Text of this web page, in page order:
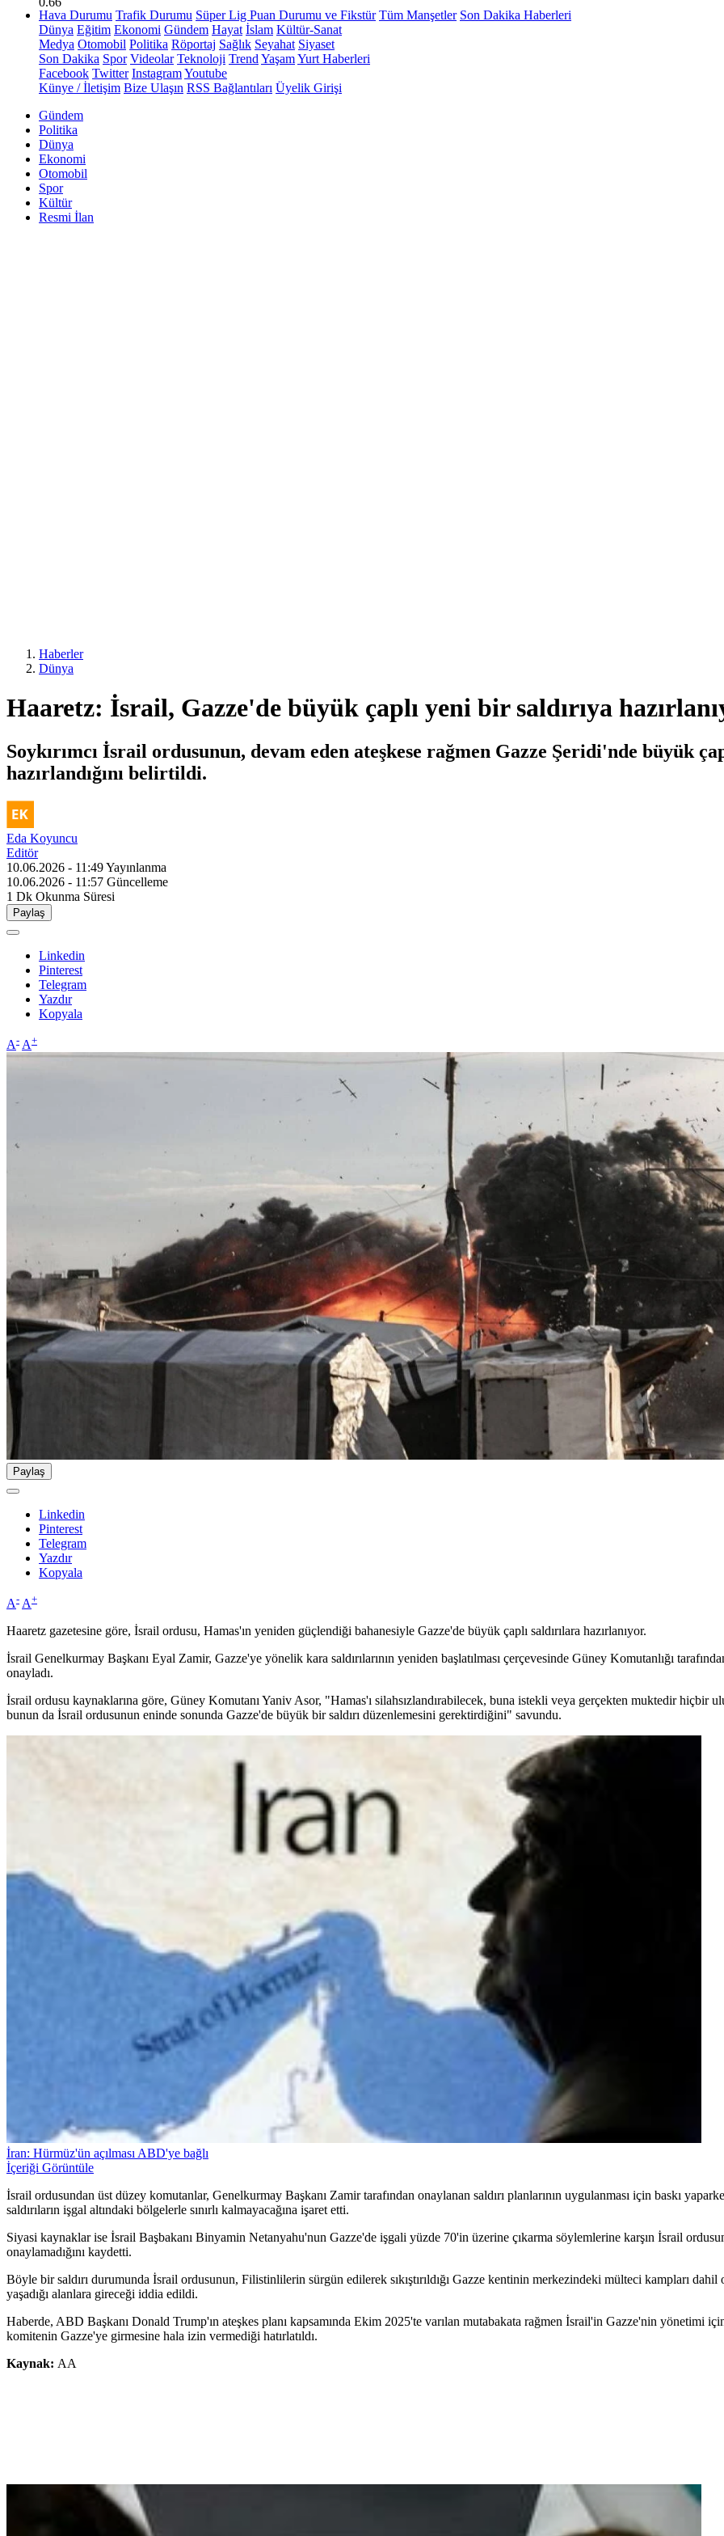
Hava Durumu Trafik Durumu Süper Lig Puan Durumu ve Fikstür Tüm Manşetler Son Dakika Haberleri
Dünya Eğitim Ekonomi Gündem Hayat İslam Kültür-Sanat
Medya Otomobil Politika Röportaj Sağlık Seyahat Siyaset
Son Dakika Spor Videolar Teknoloji Trend YaşamYurt Haberleri
Facebook Twitter InstagramYoutube
Künye / İletişim Bize Ulaşın RSS Bağlantıları Üyelik Girişi
Gündem
Politika
Dünya
Ekonomi
Otomobil
Spor
Kültür
Resmi İlan
Haberler
Dünya
Haaretz: İsrail, Gazze'de büyük çaplı yeni bir saldırıya
Soykırımcı İsrail ordusunun, devam eden ateşkese rağmen Gazze Şeridi'nde büyük
hazırlandığını belirtildi.
Eda Koyuncu
Editör
10.06.2026 - 11:49Yayınlanma
10.06.2026 - 11:57 Güncelleme
1 Dk Okunma Süresi
Paylaş
Linkedin
Pinterest
Telegram
Yazdır
Kopyala
A- A+
Paylaş
Linkedin
Pinterest
Telegram
Yazdır
Kopyala
A- A+
Haaretz gazetesine göre, İsrail ordusu, Hamas'ın yeniden güçlendiği bahanesiyle Gazze'de büyük çaplı saldırılara hazırlanıyor.
İsrail Genelkurmay Başkanı Eyal Zamir, Gazze'ye yönelik kara saldırılarının yeniden başlatılması çerçevesinde Güney Komutanlığı
onayladı.
İsrail ordusu kaynaklarına göre, Güney Komutanı Yaniv Asor, "Hamas'ı silahsızlandırabilecek, buna istekli veya gerçekten muktedir hiçbir
bunun da İsrail ordusunun eninde sonunda Gazze'de büyük bir saldırı düzenlemesini gerektirdiğini" savundu.
İran: Hürmüz'ün açılması ABD'ye bağlı
İçeriği Görüntüle
İsrail ordusundan üst düzey komutanlar, Genelkurmay Başkanı Zamir tarafından onaylanan saldırı planlarının uygulanması için baskı
saldırıların işgal altındaki bölgelerle sınırlı kalmayacağına işaret etti.
Siyasi kaynaklar ise İsrail Başbakanı Binyamin Netanyahu'nun Gazze'de işgali yüzde 70'in üzerine çıkarma söylemlerine karşın İsrail
onaylamadığını kaydetti.
Böyle bir saldırı durumunda İsrail ordusunun, Filistinlilerin sürgün edilerek sıkıştırıldığı Gazze kentinin merkezindeki mülteci kampları
yaşadığı alanlara gireceği iddia edildi.
Haberde, ABD Başkanı Donald Trump'ın ateşkes planı kapsamında Ekim 2025'te varılan mutabakata rağmen İsrail'in Gazze'nin yönetimi
komitenin Gazze'ye girmesine hala izin vermediği hatırlatıldı.
Kaynak: AA